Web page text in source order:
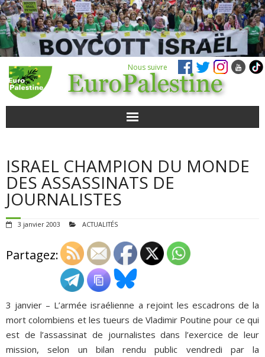
Nous suivre
POUR AGIR
AGENDA
VIDÉOS
QUI SOMMES-NOUS ?
ADHÉSIONS, DONS, CONTACT
ISRAEL CHAMPION DU MONDE
DES ASSASSINATS DE
JOURNALISTES
3 janvier 2003 ACTUALITÉS
Partagez:
3 janvier – L’armée israélienne a rejoint les escadrons de la
mort colombiens et les tueurs de Vladimir Poutine pour ce qui
est de l’assassinat de journalistes dans l’exercice de leur
mission, selon un bilan rendu public vendredi par la